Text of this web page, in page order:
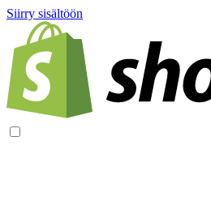
Siirry sisältöön